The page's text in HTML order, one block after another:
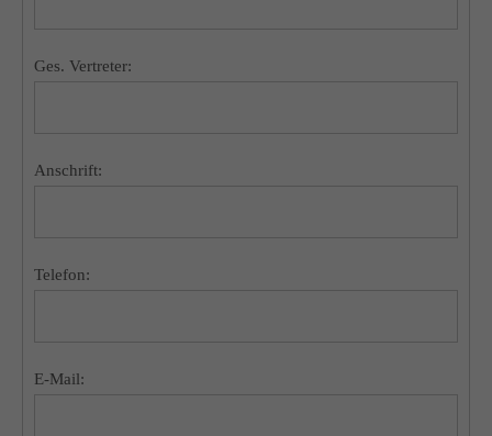
Ges. Vertreter:
Anschrift:
Telefon:
E-Mail: